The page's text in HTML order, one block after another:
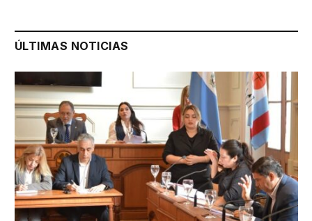
ÚLTIMAS NOTICIAS